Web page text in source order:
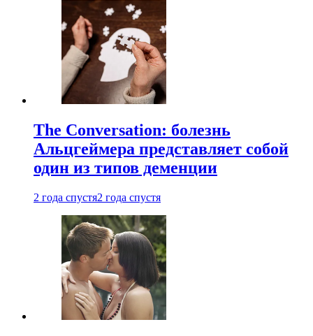
The Conversation: болезнь
Альцгеймера представляет собой
один из типов деменции
2 года спустя2 года спустя